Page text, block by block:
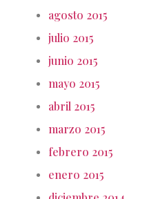
agosto 2015
julio 2015
junio 2015
mayo 2015
abril 2015
marzo 2015
febrero 2015
enero 2015